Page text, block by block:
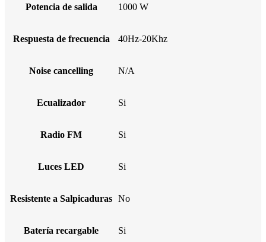
Potencia de salida 1000 W
Respuesta de frecuencia 40Hz-20Khz
Noise cancelling N/A
Ecualizador Si
Radio FM Si
Luces LED Si
Resistente a Salpicaduras No
Batería recargable Si